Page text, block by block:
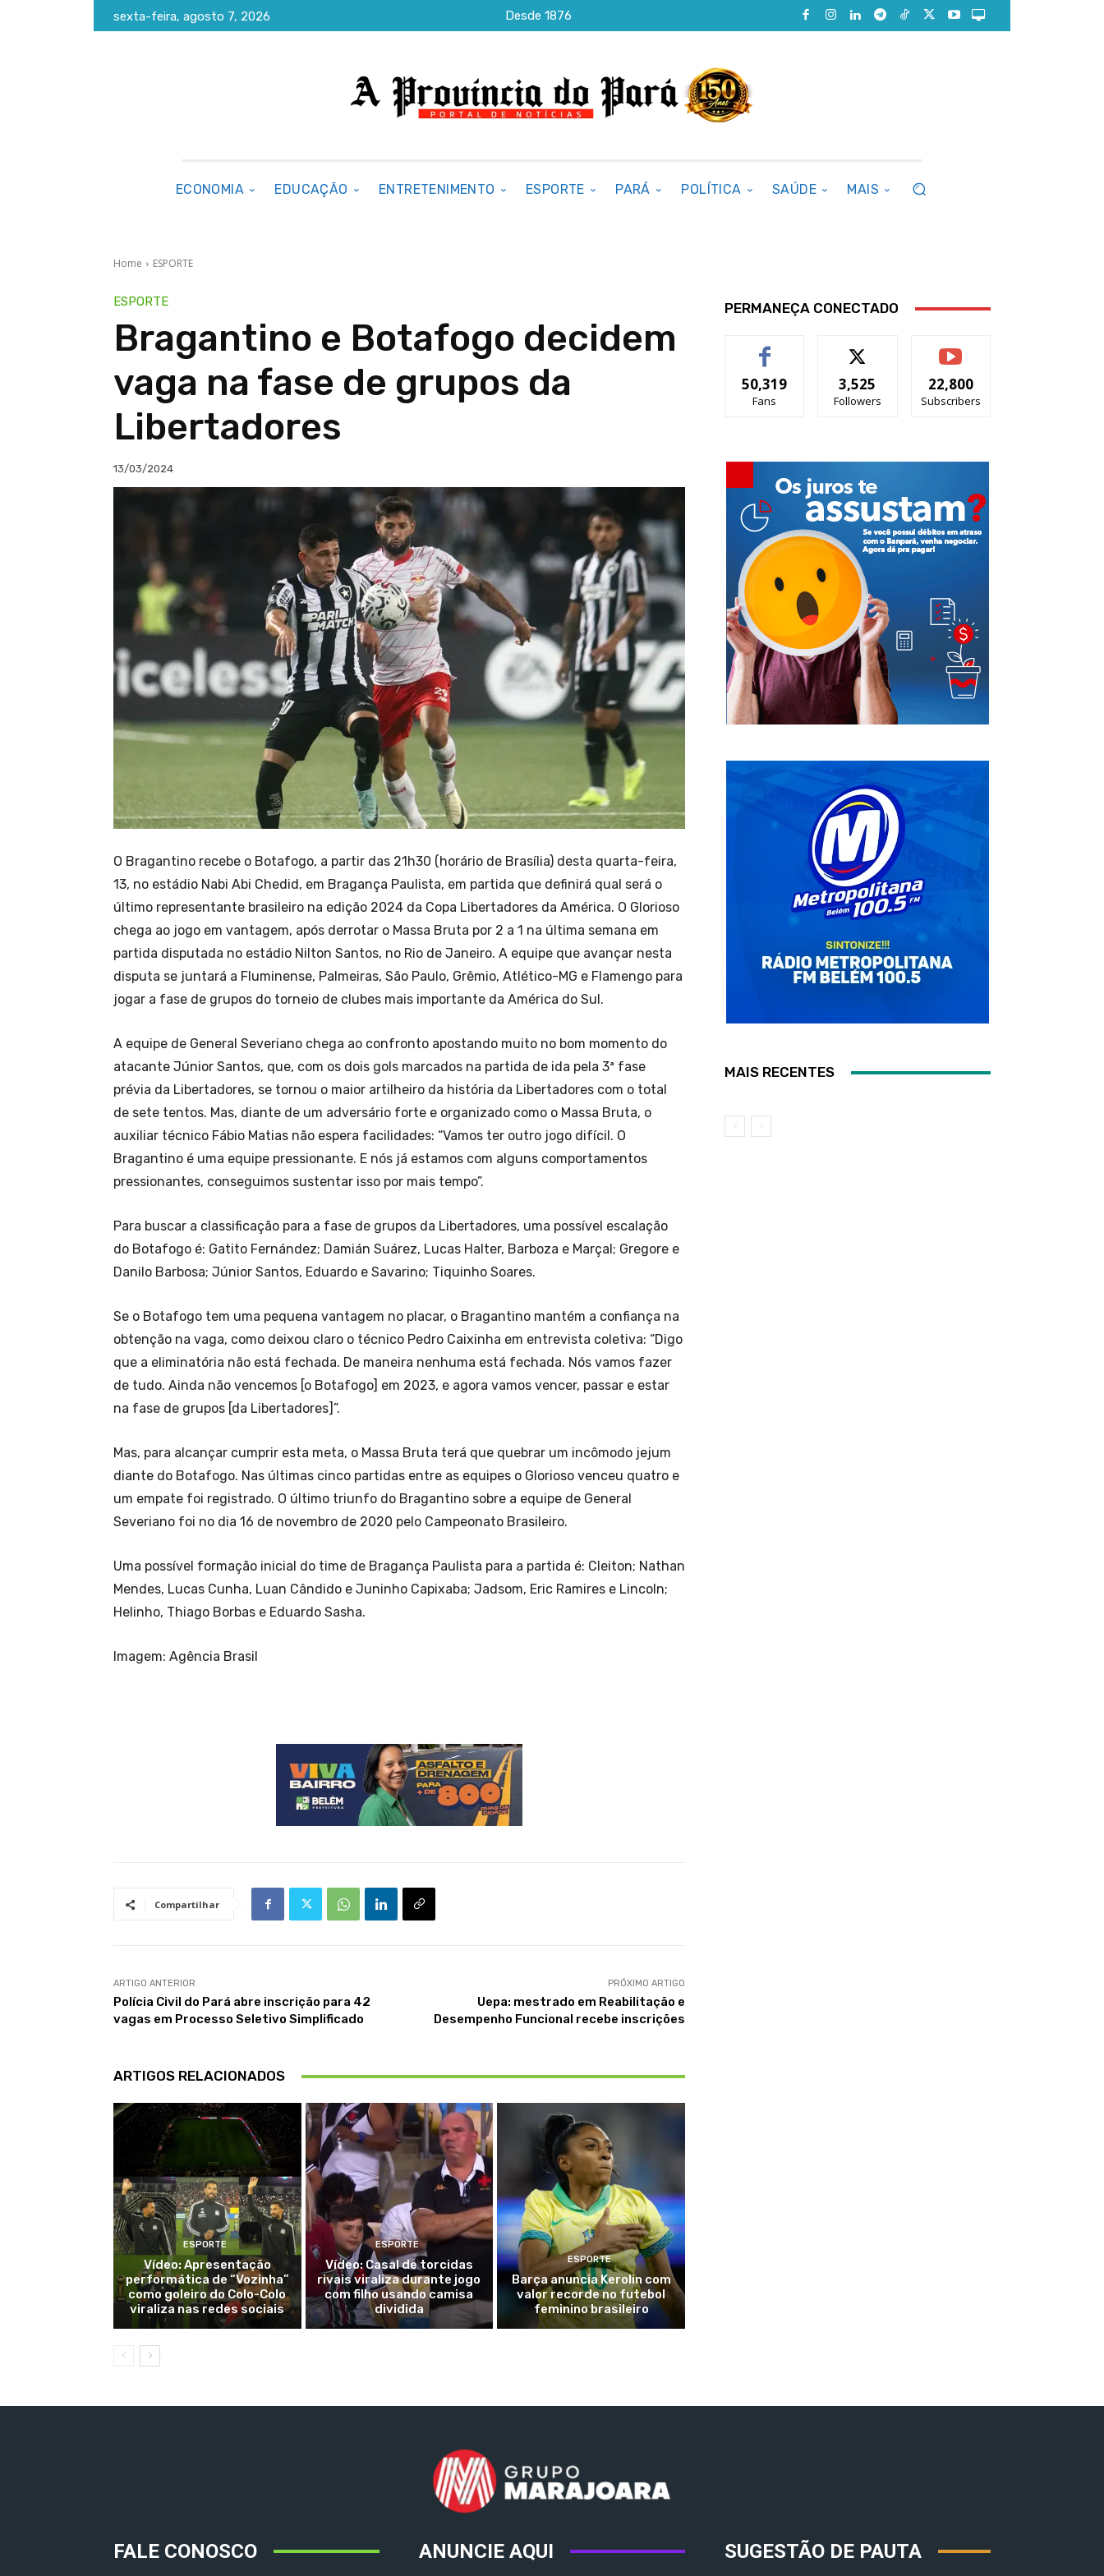
sexta-feira, agosto 7, 2026 Desde 1876
ECONOMIA EDUCAÇÃO ENTRETENIMENTO ESPORTE PARÁ POLÍTICA SAÚDE MAIS
Home ESPORTE
ESPORTE
Bragantino e Botafogo decidem
vaga na fase de grupos da
Libertadores
13/03/2024
O Bragantino recebe o Botafogo, a partir das 21h30 (horário de Brasília) desta quarta-feira,
13, no estádio Nabi Abi Chedid, em Bragança Paulista, em partida que definirá qual será o
último representante brasileiro na edição 2024 da Copa Libertadores da América. O Glorioso
chega ao jogo em vantagem, após derrotar o Massa Bruta por 2 a 1 na última semana em
partida disputada no estádio Nilton Santos, no Rio de Janeiro. A equipe que avançar nesta
disputa se juntará a Fluminense, Palmeiras, São Paulo, Grêmio, Atlético-MG e Flamengo para
jogar a fase de grupos do torneio de clubes mais importante da América do Sul.
A equipe de General Severiano chega ao confronto apostando muito no bom momento do
atacante Júnior Santos, que, com os dois gols marcados na partida de ida pela 3ª fase
prévia da Libertadores, se tornou o maior artilheiro da história da Libertadores com o total
de sete tentos. Mas, diante de um adversário forte e organizado como o Massa Bruta, o
auxiliar técnico Fábio Matias não espera facilidades: “Vamos ter outro jogo difícil. O
Bragantino é uma equipe pressionante. E nós já estamos com alguns comportamentos
pressionantes, conseguimos sustentar isso por mais tempo”.
Para buscar a classificação para a fase de grupos da Libertadores, uma possível escalação
do Botafogo é: Gatito Fernández; Damián Suárez, Lucas Halter, Barboza e Marçal; Gregore e
Danilo Barbosa; Júnior Santos, Eduardo e Savarino; Tiquinho Soares.
Se o Botafogo tem uma pequena vantagem no placar, o Bragantino mantém a confiança na
obtenção na vaga, como deixou claro o técnico Pedro Caixinha em entrevista coletiva: “Digo
que a eliminatória não está fechada. De maneira nenhuma está fechada. Nós vamos fazer
de tudo. Ainda não vencemos [o Botafogo] em 2023, e agora vamos vencer, passar e estar
na fase de grupos [da Libertadores]”.
Mas, para alcançar cumprir esta meta, o Massa Bruta terá que quebrar um incômodo jejum
diante do Botafogo. Nas últimas cinco partidas entre as equipes o Glorioso venceu quatro e
um empate foi registrado. O último triunfo do Bragantino sobre a equipe de General
Severiano foi no dia 16 de novembro de 2020 pelo Campeonato Brasileiro.
Uma possível formação inicial do time de Bragança Paulista para a partida é: Cleiton; Nathan
Mendes, Lucas Cunha, Luan Cândido e Juninho Capixaba; Jadsom, Eric Ramires e Lincoln;
Helinho, Thiago Borbas e Eduardo Sasha.
Imagem: Agência Brasil
Compartilhar
ARTIGO ANTERIOR
Polícia Civil do Pará abre inscrição para 42
vagas em Processo Seletivo Simplificado
PRÓXIMO ARTIGO
Uepa: mestrado em Reabilitação e
Desempenho Funcional recebe inscrições
ARTIGOS RELACIONADOS
ESPORTE
Vídeo: Apresentação
performática de “Vozinha”
como goleiro do Colo-Colo
viraliza nas redes sociais
ESPORTE
Vídeo: Casal de torcidas
rivais viraliza durante jogo
com filho usando camisa
dividida
ESPORTE
Barça anuncia Kerolin com
valor recorde no futebol
feminino brasileiro
PERMANEÇA CONECTADO
50,319
Fans
3,525
Followers
22,800
Subscribers
MAIS RECENTES
FALE CONOSCO ANUNCIE AQUI SUGESTÃO DE PAUTA